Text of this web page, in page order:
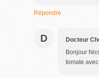
Répondre
D Docteur
Bonjour
tomate